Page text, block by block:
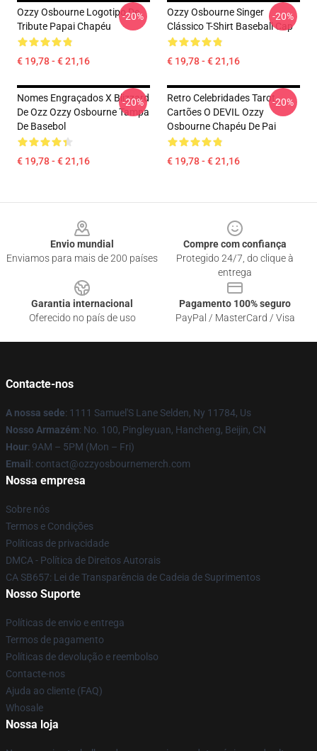
Ozzy Osbourne Logotipo De
Tribute Papai Chapéu
€ 19,78 - € 21,16
-20%
Ozzy Osbourne Singer
Clássico T-Shirt Baseball Cap
€ 19,78 - € 21,16
-20%
Nomes Engraçados X Blizzard
De Ozz Ozzy Osbourne Tampa
De Basebol
€ 19,78 - € 21,16
-20%
Retro Celebridades Tarot
Cartões O DEVIL Ozzy
Osbourne Chapéu De Pai
€ 19,78 - € 21,16
-20%
Envio mundial
Enviamos para mais de 200 países
Compre com confiança
Protegido 24/7, do clique à
entrega
Garantia internacional
Oferecido no país de uso
Pagamento 100% seguro
PayPal / MasterCard / Visa
Contacte-nos
A nossa sede: 1111 Samuel'S Lane Selden, Ny 11784, Us
Nosso Armazém: No. 100, Pingleyuan, Hancheng, Beijin, CN
Hour: 9AM – 5PM (Mon – Fri)
Email : contact@ozzyosbournemerch.com
Nossa empresa
Sobre nós
Termos e Condições
Políticas de privacidade
DMCA - Política de Direitos Autorais
CA SB657: Lei de Transparência de Cadeia de Suprimentos
Nosso Suporte
Políticas de envio e entrega
Termos de pagamento
Políticas de devolução e reembolso
Contacte-nos
Ajuda ao cliente (FAQ)
Whosale
Nossa loja